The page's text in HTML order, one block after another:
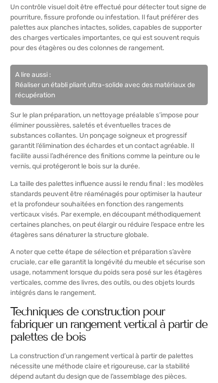
Un contrôle visuel doit être effectué pour détecter tout signe de
pourriture, fissure profonde ou infestation. Il faut préférer des
palettes aux planches intactes, solides, capables de supporter
des charges verticales importantes, ce qui est souvent requis
pour des étagères ou des colonnes de rangement.
A lire aussi :
Réaliser un établi pliant ultra-solide avec des matériaux de
récupération
Sur le plan préparation, un nettoyage préalable s’impose pour
éliminer poussières, saletés et éventuelles traces de
substances collantes. Un ponçage soigneux et progressif
garantit l’élimination des échardes et un contact agréable. Il
facilite aussi l’adhérence des finitions comme la peinture ou le
vernis, qui protégeront le bois sur la durée.
La taille des palettes influence aussi le rendu final : les modèles
standards peuvent être réaménagés pour optimiser la hauteur
et la profondeur souhaitées en fonction des rangements
verticaux visés. Par exemple, en découpant méthodiquement
certaines planches, on peut élargir ou réduire l’espace entre les
étagères sans dénaturer la structure globale.
A noter que cette étape de sélection et préparation s’avère
cruciale, car elle garantit la longévité du meuble et sécurise son
usage, notamment lorsque du poids sera posé sur les étagères
verticales, comme des livres, des outils, ou des objets lourds
intégrés dans le rangement.
Techniques de construction pour
fabriquer un rangement vertical à partir de
palettes de bois
La construction d’un rangement vertical à partir de palettes
nécessite une méthode claire et rigoureuse, car la stabilité
dépend autant du design que de l’assemblage des pièces.